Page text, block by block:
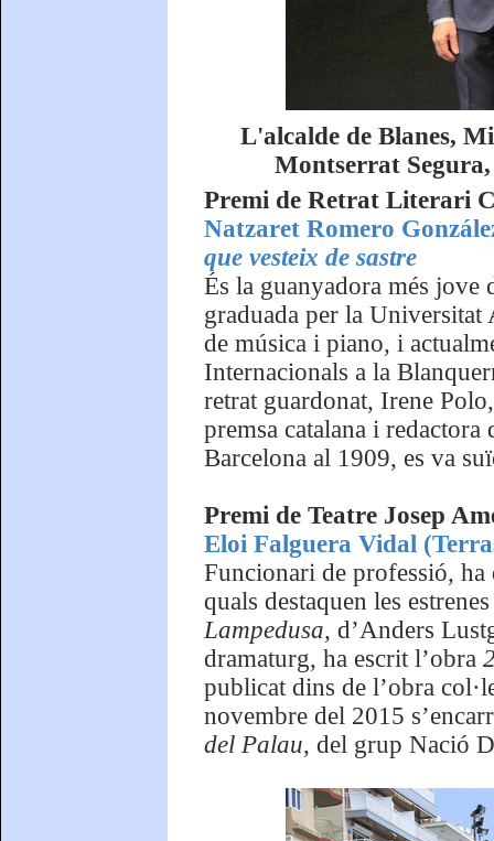
L'alcalde de Blanes,
Montserrat
Premi de Retrat Literari
Natzaret Romero
que vesteix de sastre
És la guanyadora més jove
graduada per la Universitat
de música i piano, i
Internacionals a la
retrat guardonat, Irene
premsa catalana i
Barcelona al 1909, es va
Premi de Teatre Josep
Eloi Falguera Vidal
Funcionari de professió, ha
quals destaquen les
Lampedusa, d’Anders
dramaturg, ha escrit l’obra
publicat dins de l’obra
novembre del 2015
del Palau, del grup Nació